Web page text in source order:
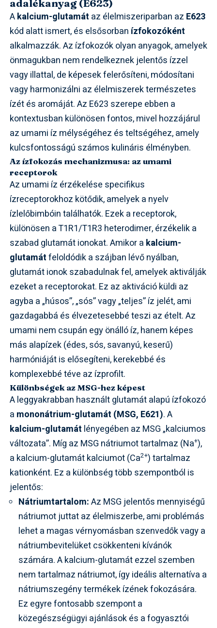
adalékanyag (E623)
Akalcium-glutamát az élelmiszeriparban az E623
kód alatt ismert, és elsősorban ízfokozóként
alkalmazzák. Az ízfokozók olyan anyagok, amelyek
önmagukban nem rendelkeznek jelentős ízzel
vagy illattal, de képesek felerősíteni, módosítani
vagy harmonizálni az élelmiszerek természetes
ízét és aromáját. Az E623 szerepe ebben a
kontextusban különösen fontos, mivel hozzájárul
az umami íz mélységéhez és teltségéhez, amely
kulcsfontosságú számos kulináris élményben.
Az ízfokozás mechanizmusa: az umami
receptorok
Az umami íz érzékelése specifikus
ízreceptorokhoz kötődik, amelyek a nyelv
ízlelőbimbóin találhatók. Ezek a receptorok,
különösen a T1R1/T1R3 heterodimer, érzékelik a
szabad glutamát ionokat. Amikor a kalcium-
glutamátfeloldódik a szájban lévő nyálban,
glutamát ionok szabadulnak fel, amelyek aktiválják
ezeket a receptorokat. Ez az aktiváció küldi az
agyba a „húsos”, „sós” vagy „teljes” íz jelét, ami
gazdagabbá és élvezetesebbé teszi az ételt. Az
umami nem csupán egy önálló íz, hanem képes
más alapízek (édes, sós, savanyú, keserű)
harmóniáját is elősegíteni, kerekebbé és
komplexebbé téve az ízprofilt.
Különbségek az MSG-hez képest
A leggyakrabban használt glutamát alapú ízfokozó
a mononátrium-glutamát (MSG, E621). A
kalcium-glutamát lényegében az MSG „kalciumos
változata”. Míg az MSG nátriumot tartalmaz (Na+),
a kalcium-glutamát kalciumot (Ca2+) tartalmaz
kationként. Ez a különbség több szempontból is
jelentős:
Nátriumtartalom:Az MSG jelentős mennyiségű
nátriumot juttat az élelmiszerbe, ami problémás
lehet a magas vérnyomásban szenvedők vagy a
nátriumbevitelüket csökkenteni kívánók
számára. A kalcium-glutamát ezzel szemben
nem tartalmaz nátriumot, így ideális alternatíva a
nátriumszegény termékek ízének fokozására.
Ez egyre fontosabb szempont a
közegészségügyi ajánlások és a fogyasztói